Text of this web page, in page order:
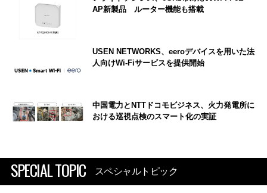
AP新製品 ルーター機能も搭載
USEN NETWORKS、eeroデバイスを用いた法
人向けWi-Fiサービスを提供開始
中国電力とNTTドコモビジネス、火力発電所に
おける巡視点検のスマート化の実証
SPECIAL TOPIC スペシャルトピック